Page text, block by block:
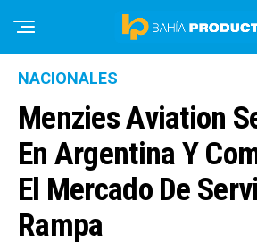
NACIONALES
Menzies Aviation
En Argentina Y
El Mercado De
Rampa